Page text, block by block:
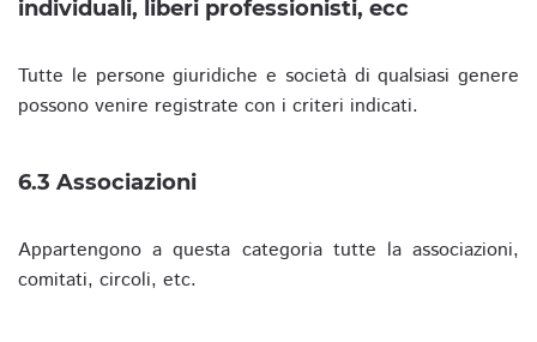
individuali, liberi professionisti, ecc
Tutte le persone giuridiche e società di qualsiasi genere
possono venire registrate con i criteri indicati.
6.3 Associazioni
Appartengono a questa categoria tutte la associazioni,
comitati, circoli, etc.